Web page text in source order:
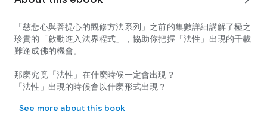
「慈悲心與菩提心的觀修方法系列」之前的集數詳細講解了極之
珍貴的「啟動進入法界程式」，協助你把握「法性」出現的千載
難逢成佛的機會。
那麼究竟「法性」在什麼時候一定會出現？
「法性」出現的時候會以什麼形式出現？
See more about this book